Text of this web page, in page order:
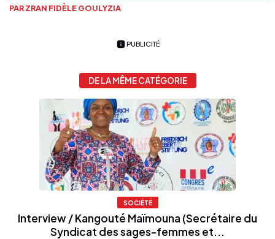
PAR ZRAN FIDÈLE GOULYZIA
PUBLICITÉ
DE LA MÊME CATÉGORIE
SOCIÉTÉ
Interview / Kangouté Maïmouna (Secrétaire du
Syndicat des sages-femmes et...